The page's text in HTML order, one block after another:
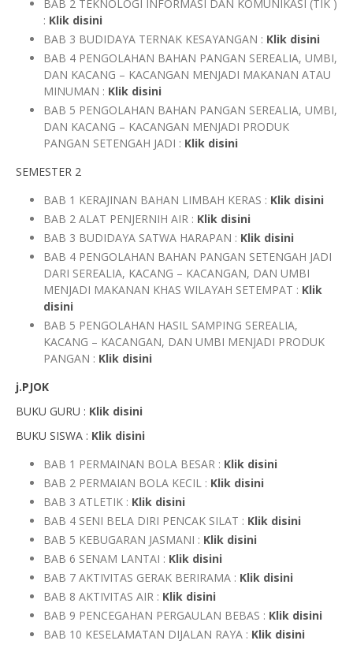
BAB 2 TEKNOLOGI INFORMASI DAN KOMUNIKASI (TIK )
: Klik disini
BAB 3 BUDIDAYA TERNAK KESAYANGAN : Klik disini
BAB 4 PENGOLAHAN BAHAN PANGAN SEREALIA, UMBI,
DAN KACANG – KACANGAN MENJADI MAKANAN ATAU
MINUMAN : Klik disini
BAB 5 PENGOLAHAN BAHAN PANGAN SEREALIA, UMBI,
DAN KACANG – KACANGAN MENJADI PRODUK
PANGAN SETENGAH JADI : Klik disini
SEMESTER 2
BAB 1 KERAJINAN BAHAN LIMBAH KERAS : Klik disini
BAB 2 ALAT PENJERNIH AIR : Klik disini
BAB 3 BUDIDAYA SATWA HARAPAN : Klik disini
BAB 4 PENGOLAHAN BAHAN PANGAN SETENGAH JADI
DARI SEREALIA, KACANG – KACANGAN, DAN UMBI
MENJADI MAKANAN KHAS WILAYAH SETEMPAT : Klik
disini
BAB 5 PENGOLAHAN HASIL SAMPING SEREALIA,
KACANG – KACANGAN, DAN UMBI MENJADI PRODUK
PANGAN : Klik disini
j.PJOK
BUKU GURU : Klik disini
BUKU SISWA : Klik disini
BAB 1 PERMAINAN BOLA BESAR : Klik disini
BAB 2 PERMAIAN BOLA KECIL : Klik disini
BAB 3 ATLETIK : Klik disini
BAB 4 SENI BELA DIRI PENCAK SILAT : Klik disini
BAB 5 KEBUGARAN JASMANI : Klik disini
BAB 6 SENAM LANTAI : Klik disini
BAB 7 AKTIVITAS GERAK BERIRAMA : Klik disini
BAB 8 AKTIVITAS AIR : Klik disini
BAB 9 PENCEGAHAN PERGAULAN BEBAS : Klik disini
BAB 10 KESELAMATAN DIJALAN RAYA : Klik disini